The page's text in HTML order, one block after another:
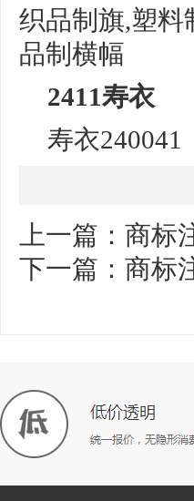
织品制旗,塑料
品制横幅
2411寿衣
寿衣240041
上一篇： 商标
下一篇： 商标